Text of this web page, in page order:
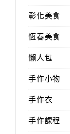
彰化美食
恆春美食
懶人包
手作小物
手作衣
手作課程